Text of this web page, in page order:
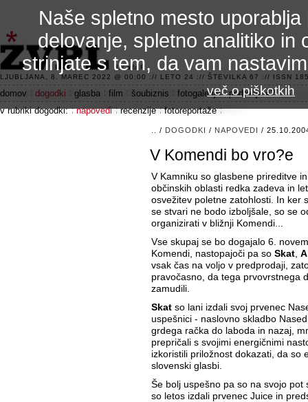
3.2 alfa R
LJUBLJANA, 8. MAREC 2022 @ 00:00 :// LETO 24 :// ŠTEVILKA 67 :// ISSN
domov dogodki glasba film šoubiznis fotogalerije
področje 42
v rubriki dogodki:
napovedi recenzije fotoreportaže
/ DOGODKI / NAPOVEDI /
V Komendi bo vro?e
V Kamniku so glasbene prireditve
občinskih oblasti redka zadeva in
osvežitev poletne zatohlosti. In ker
se stvari ne bodo izboljšale, so se
organizirati v bližnji Komendi...
Vse skupaj se bo dogajalo 6.
Komendi, nastopajoči pa so Skat,
vsak čas na voljo v predprodaji,
pravočasno, da tega prvovrstnega
zamudili.
Skat so lani izdali svoj prvenec
uspešnici - naslovno skladbo
grdega račka do laboda in nazaj,
prepričali s svojimi energičnimi
izkoristili priložnost dokazati, da so
slovenski glasbi.
Še bolj uspešno pa so na svojo
so letos izdali prvenec Juice in
Naše spletno mesto
delovanje, spletno analitiko in
strinjate s tem, da vam
več o piškotkih